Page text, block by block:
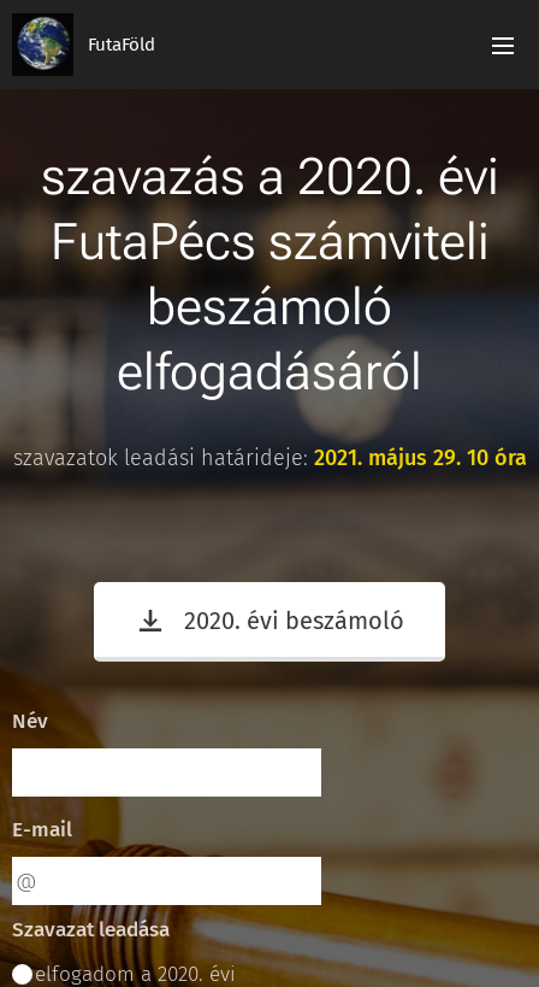
FutaFöld
szavazás a 2020. évi
FutaPécs számviteli
beszámoló
elfogadásáról
szavazatok leadási határideje: 2021. május 29. 10 óra
2020. évi beszámoló
Név
E-mail
Szavazat leadása
elfogadom a 2020. évi